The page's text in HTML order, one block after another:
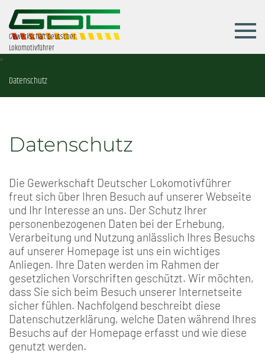
Gewerkschaft Deutscher
Lokomotivführer
Datenschutz
Datenschutz
Die Gewerkschaft Deutscher Lokomotivführer
freut sich über Ihren Besuch auf unserer Webseite
und Ihr Interesse an uns. Der Schutz Ihrer
personenbezogenen Daten bei der Erhebung,
Verarbeitung und Nutzung anlässlich Ihres Besuchs
auf unserer Homepage ist uns ein wichtiges
Anliegen. Ihre Daten werden im Rahmen der
gesetzlichen Vorschriften geschützt. Wir möchten,
dass Sie sich beim Besuch unserer Internetseite
sicher fühlen. Nachfolgend beschreibt diese
Datenschutzerklärung, welche Daten während Ihres
Besuchs auf der Homepage erfasst und wie diese
genutzt werden.